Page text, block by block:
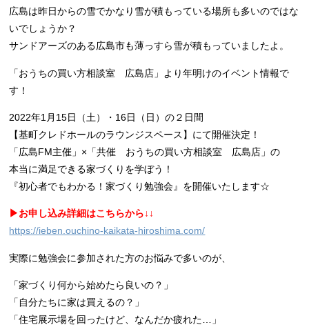
広島は昨日からの雪でかなり雪が積もっている場所も多いのではな
いでしょうか？
サンドアーズのある広島市も薄っすら雪が積もっていましたよ。
「おうちの買い方相談室 広島店」より年明けのイベント情報で
す！
2022年1月15日（土）・16日（日）の２日間
【基町クレドホールのラウンジスペース】にて開催決定！
「広島FM主催」×「共催 おうちの買い方相談室 広島店」の
本当に満足できる家づくりを学ぼう！
『初心者でもわかる！家づくり勉強会』を開催いたします☆
▶︎お申し込み詳細はこちらから↓↓
https://ieben.ouchino-kaikata-hiroshima.com/
実際に勉強会に参加された方のお悩みで多いのが、
「家づくり何から始めたら良いの？」
「自分たちに家は買えるの？」
「住宅展示場を回ったけど、なんだか疲れた…」